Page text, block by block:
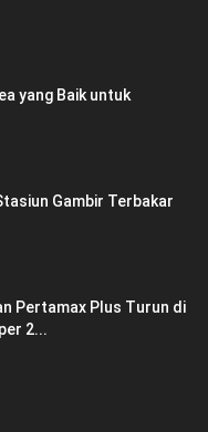
yang Baik untuk
Gambir Terbakar
Pertamax Plus Turun di
2...